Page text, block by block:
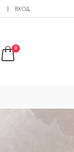
ВХОД
0